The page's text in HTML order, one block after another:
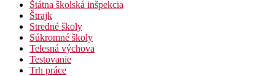
Štátna školská inšpekcia
Štrajk
Stredné školy
Súkromné školy
Telesná výchova
Testovanie
Trh práce